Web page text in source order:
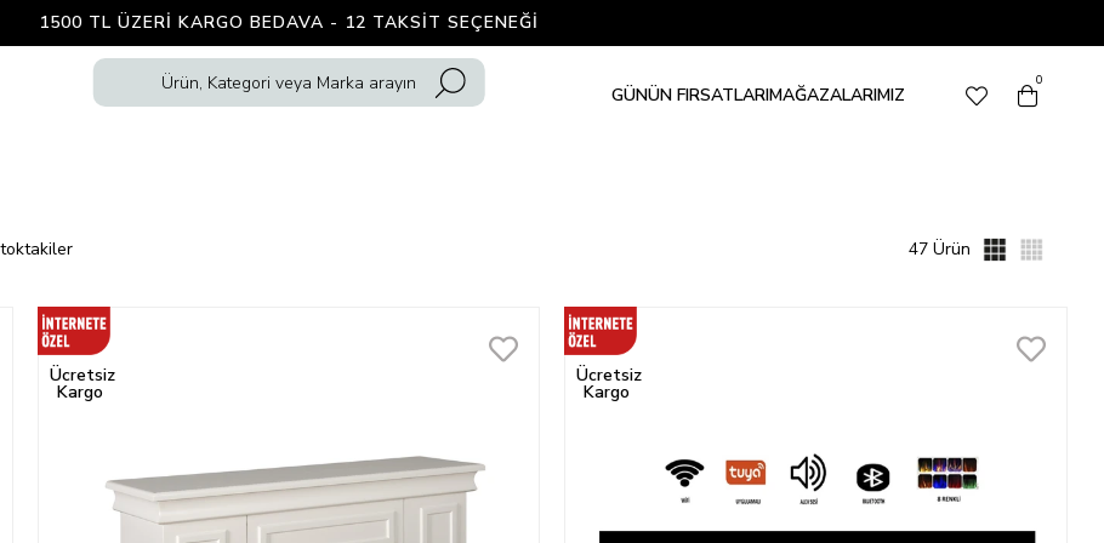
1500 TL ÜZERI KARGO BEDAVA - 12 TAKSIT SEÇENEĞI
GÜNÜN FIRSATLARIMAĞAZALARIMIZ
0
47 Ürün
Ücretsiz
Kargo
Ücretsiz
Kargo